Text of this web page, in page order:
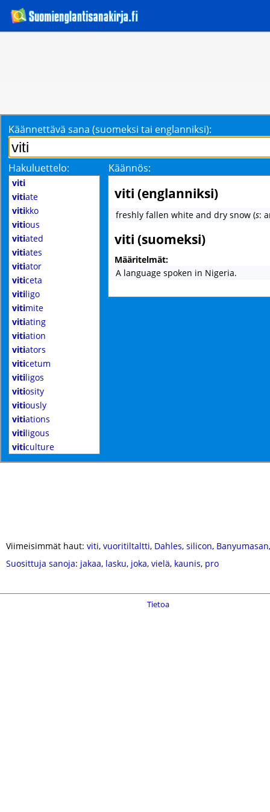
Käännettävä sana (suomeksi tai englanniksi):
Hakuluettelo: Käännös:
viti
vitiate
vitikko
vitious
vitiated
vitiates
vitiator
viticeta
vitiligo
vitimite
vitiating
vitiation
vitiators
viticetum
vitiligos
vitiosity
vitiously
vitiations
vitiligous
viticulture
viti (englanniksi)
freshly fallen white and dry snow (s:
viti (suomeksi)
Määritelmät:
A language spoken in Nigeria.
Viimeisimmät haut: viti, vuoritiltaltti, Dahles, silicon, Banyumasan
Suosittuja sanoja: jakaa, lasku, joka, vielä, kaunis, pro
Tietoa